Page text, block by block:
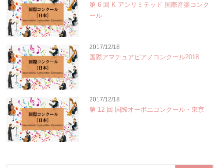
第 6 回 K アンリミテッド 国際音楽コンク
ール
2017/12/18
国際アマチュアピアノコンクール2018
2017/12/18
第 12 回 国際オーボエコンクール・東京